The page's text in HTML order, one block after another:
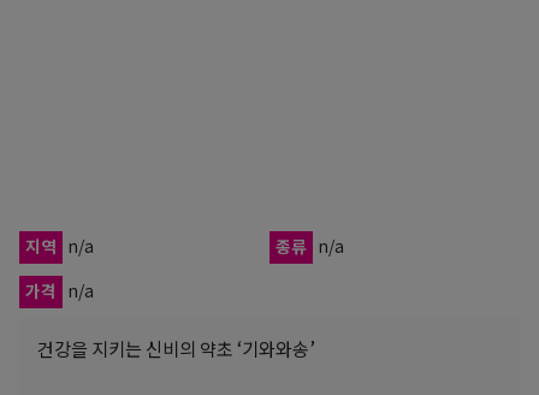
지역 n/a 종류 n/a
가격 n/a
건강을 지키는 신비의 약초 ‘기와와송’